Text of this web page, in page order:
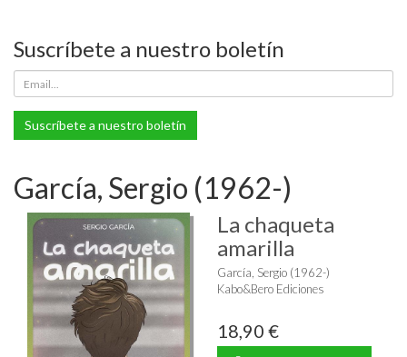
Suscríbete a nuestro boletín
Suscríbete a nuestro boletín
García, Sergio (1962-)
La chaqueta
amarilla
García, Sergio (1962-)
Kabo&Bero Ediciones
18,90 €